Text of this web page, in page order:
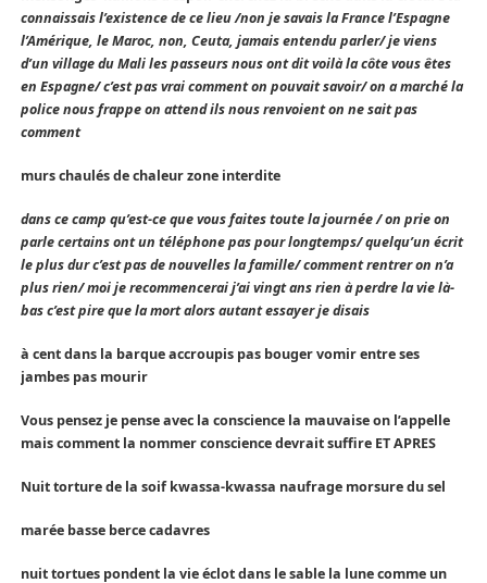
connaissais l’existence de ce lieu /non je savais la France l’Espagne
l’Amérique, le Maroc, non, Ceuta, jamais entendu parler/ je viens
d’un village du Mali les passeurs nous ont dit voilà la côte vous êtes
en Espagne/ c’est pas vrai comment on pouvait savoir/ on a marché la
police nous frappe on attend ils nous renvoient on ne sait pas
comment
murs chaulés de chaleur zone interdite
dans ce camp qu’est-ce que vous faites toute la journée / on prie on
parle certains ont un téléphone pas pour longtemps/ quelqu’un écrit
le plus dur c’est pas de nouvelles la famille/ comment rentrer on n’a
plus rien/ moi je recommencerai j’ai vingt ans rien à perdre la vie là-
bas c’est pire que la mort alors autant essayer je disais
à cent dans la barque accroupis pas bouger vomir entre ses
jambes pas mourir
Vous pensez je pense avec la conscience la mauvaise on l’appelle
mais comment la nommer conscience devrait suffire ET APRES
Nuit torture de la soif kwassa-kwassa naufrage morsure du sel
marée basse berce cadavres
nuit tortues pondent la vie éclot dans le sable la lune comme un